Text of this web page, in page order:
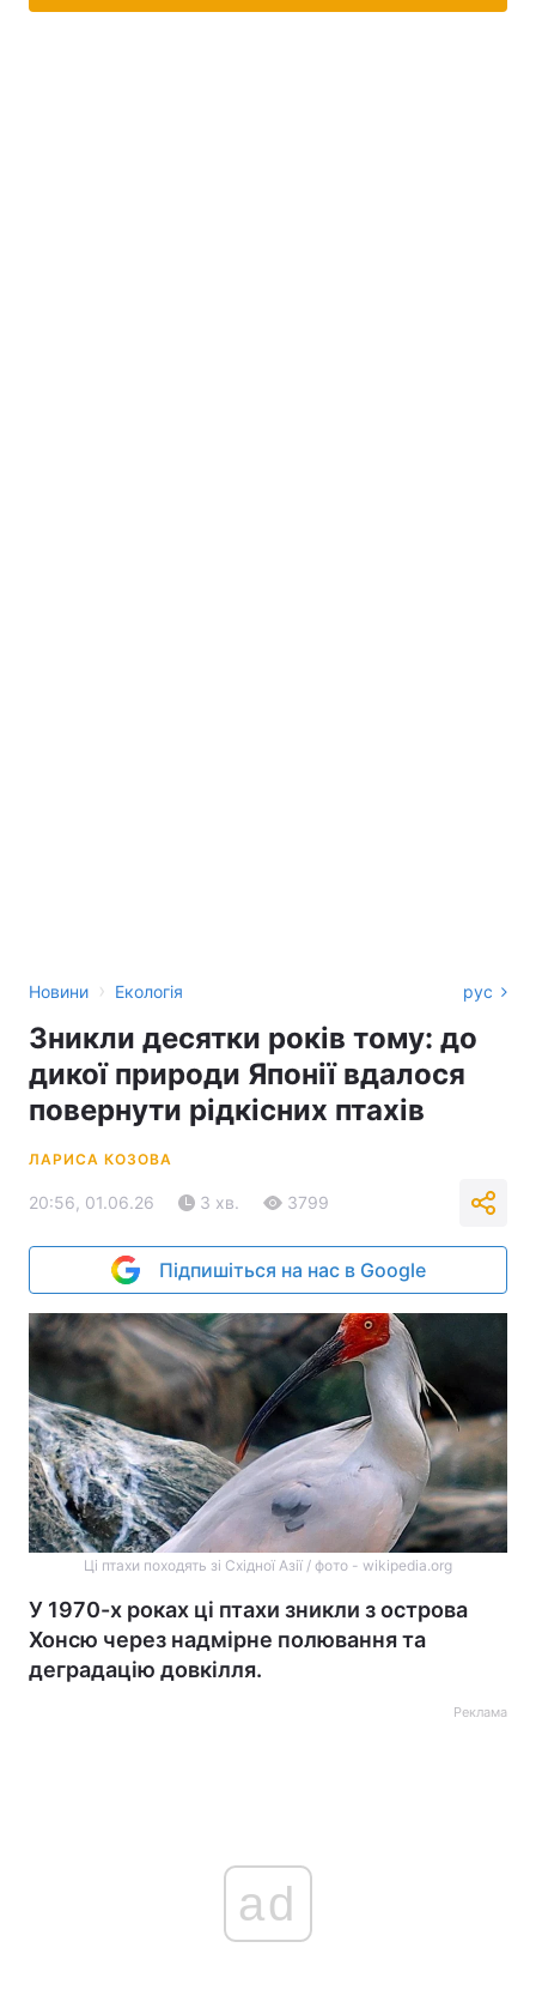
Новини › Екологія рус
Зникли десятки років тому: до
дикої природи Японії вдалося
повернути рідкісних птахів
ЛАРИСА КОЗОВА
20:56, 01.06.26 3 хв. 3799
Підпишіться на нас в Google
Ці птахи походять зі Східної Азії / фото - wikipedia.org
У 1970-х роках ці птахи зникли з острова
Хонсю через надмірне полювання та
деградацію довкілля.
Реклама
ad